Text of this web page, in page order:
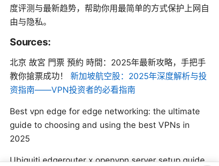
度评测与最新趋势，帮助你用最简单的方式保护上网自
由与隐私。
Sources:
北京 故宮 門票 預約 時間：2025年最新攻略，手把手
教你搶票成功！ 新加坡航空股：2025年深度解析与投
资指南——VPN投资者的必看指南
Best vpn edge for edge networking: the ultimate
guide to choosing and using the best VPNs in
2025
Ubiquiti edgerouter x openvpn server setup guide